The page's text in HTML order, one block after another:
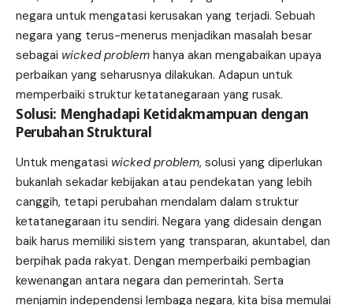
negara untuk mengatasi kerusakan yang terjadi. Sebuah
negara yang terus-menerus menjadikan masalah besar
sebagai wicked problem hanya akan mengabaikan upaya
perbaikan yang seharusnya dilakukan. Adapun untuk
memperbaiki struktur ketatanegaraan yang rusak.
Solusi: Menghadapi Ketidakmampuan dengan
Perubahan Struktural
Untuk mengatasi wicked problem, solusi yang diperlukan
bukanlah sekadar kebijakan atau pendekatan yang lebih
canggih, tetapi perubahan mendalam dalam struktur
ketatanegaraan itu sendiri. Negara yang didesain dengan
baik harus memiliki sistem yang transparan, akuntabel, dan
berpihak pada rakyat. Dengan memperbaiki pembagian
kewenangan antara negara dan pemerintah. Serta
menjamin independensi lembaga negara, kita bisa memulai